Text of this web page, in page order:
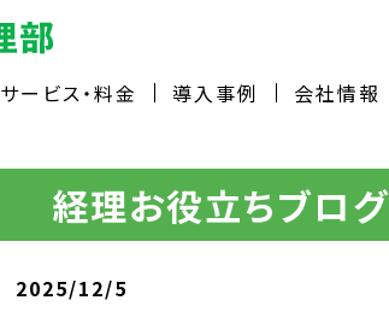
サービス・料金 導入事例 会社情報
経理お役立ちブログ
2025/12/5